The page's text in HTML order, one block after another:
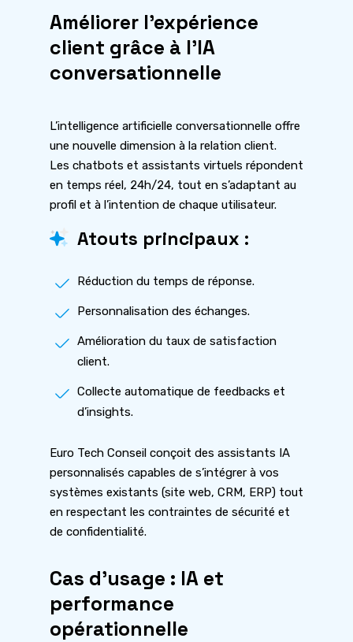
Améliorer l’expérience
client grâce à l’IA
conversationnelle
L’intelligence artificielle conversationnelle offre
une nouvelle dimension à la relation client.
Les chatbots et assistants virtuels répondent
en temps réel, 24h/24, tout en s’adaptant au
profil et à l’intention de chaque utilisateur.
Atouts principaux :
Réduction du temps de réponse.
Personnalisation des échanges.
Amélioration du taux de satisfaction
client.
Collecte automatique de feedbacks et
d’insights.
Euro Tech Conseil conçoit des assistants IA
personnalisés capables de s’intégrer à vos
systèmes existants (site web, CRM, ERP) tout
en respectant les contraintes de sécurité et
de confidentialité.
Cas d’usage : IA et
performance
opérationnelle